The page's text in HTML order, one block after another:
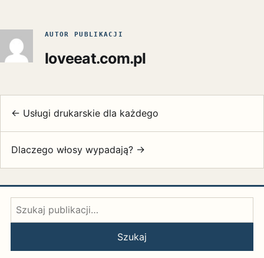
AUTOR PUBLIKACJI
loveeat.com.pl
← Usługi drukarskie dla każdego
Dlaczego włosy wypadają? →
Szukaj:
Szukaj